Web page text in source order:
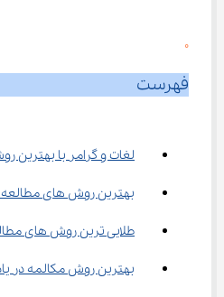
0
فهرست
لغات و گرامر با بهترین
بهترین روش‌ های مطالعه لغات انگلیسی دهم انسانی
طلایی ترین روش‌ های مطالعه گرامر انگلیسی دهم انسانی
بهترین روش مکالمه در